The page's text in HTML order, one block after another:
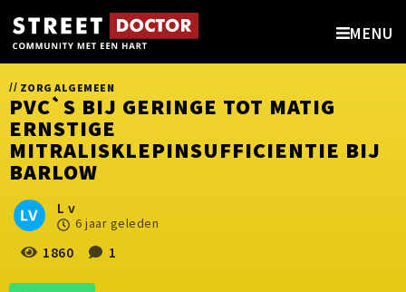
MENU
// ZORG ALGEMEEN
PVC`S BIJ GERINGE TOT MATIG
ERNSTIGE
MITRALISKLEPINSUFFICIENTIE BIJ
BARLOW
L v
6 jaar geleden
1860 1